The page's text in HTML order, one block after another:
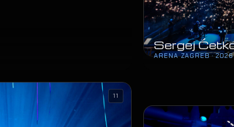
Sergej
ARENA ZAGREB · 2026
11